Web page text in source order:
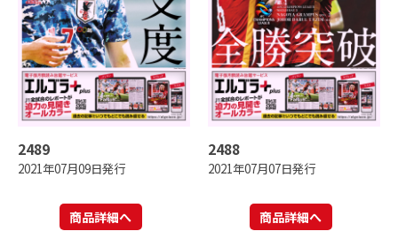
2489
2021年07月09日発行
商品詳細へ
2488
2021年07月07日発行
商品詳細へ